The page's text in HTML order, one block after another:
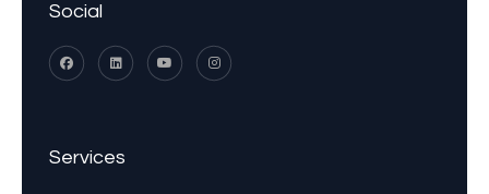
Social
Services